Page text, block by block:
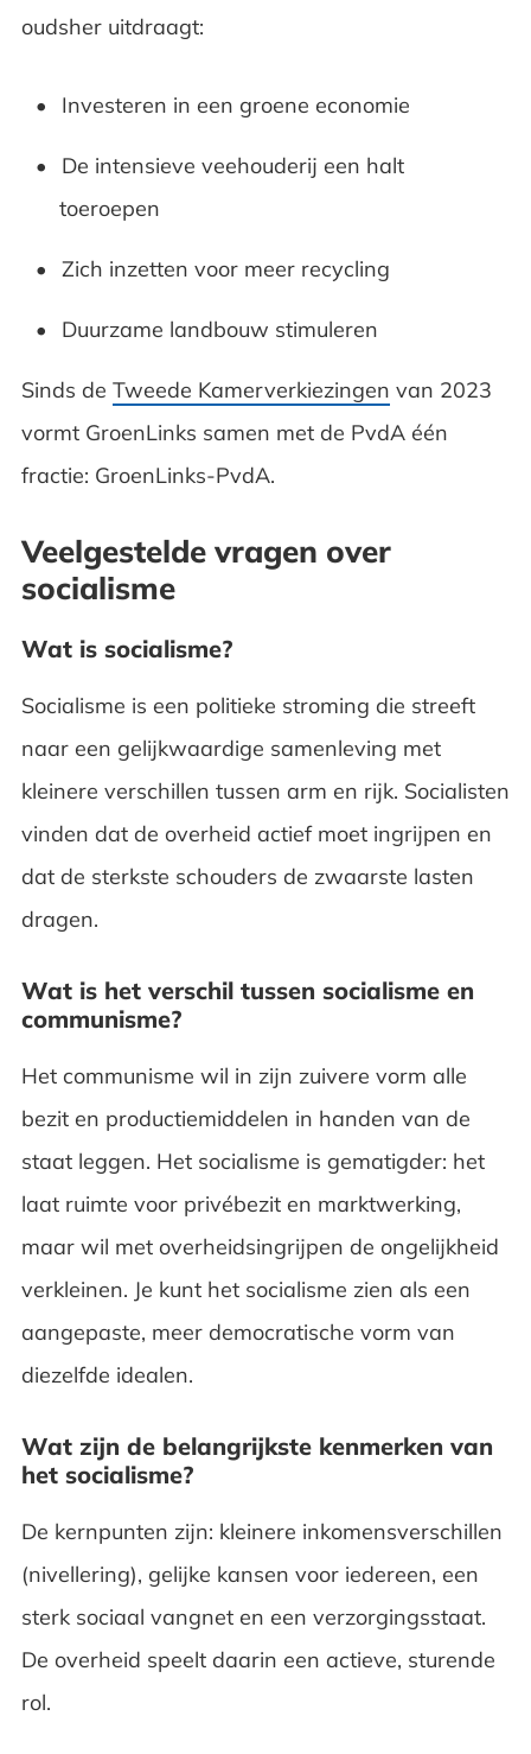
oudsher uitdraagt:
Investeren in een groene economie
De intensieve veehouderij een halt
toeroepen
Zich inzetten voor meer recycling
Duurzame landbouw stimuleren
Sinds de Tweede Kamerverkiezingen van 2023
vormt GroenLinks samen met de PvdA één
fractie: GroenLinks-PvdA.
Veelgestelde vragen over
socialisme
Wat is socialisme?
Socialisme is een politieke stroming die streeft
naar een gelijkwaardige samenleving met
kleinere verschillen tussen arm en rijk. Socialisten
vinden dat de overheid actief moet ingrijpen en
dat de sterkste schouders de zwaarste lasten
dragen.
Wat is het verschil tussen socialisme en
communisme?
Het communisme wil in zijn zuivere vorm alle
bezit en productiemiddelen in handen van de
staat leggen. Het socialisme is gematigder: het
laat ruimte voor privébezit en marktwerking,
maar wil met overheidsingrijpen de ongelijkheid
verkleinen. Je kunt het socialisme zien als een
aangepaste, meer democratische vorm van
diezelfde idealen.
Wat zijn de belangrijkste kenmerken van
het socialisme?
De kernpunten zijn: kleinere inkomensverschillen
(nivellering), gelijke kansen voor iedereen, een
sterk sociaal vangnet en een verzorgingsstaat.
De overheid speelt daarin een actieve, sturende
rol.